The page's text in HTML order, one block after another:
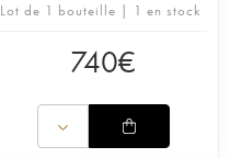
Lot de 1 bouteille | 1 en stock
740€